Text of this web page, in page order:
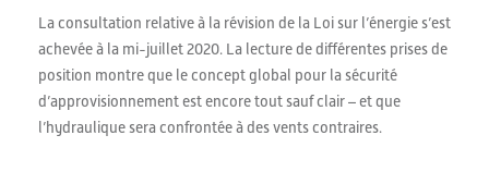
La consultation relative à la révision de la Loi sur l’énergie s’est
achevée à la mi-juillet 2020. La lecture de différentes prises de
position montre que le concept global pour la sécurité
d’approvisionnement est encore tout sauf clair – et que
l’hydraulique sera confrontée à des vents contraires.